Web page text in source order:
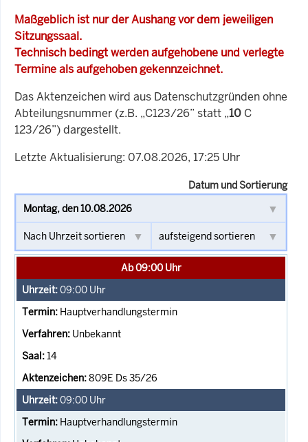
Maßgeblich ist nur der Aushang vor dem jeweiligen
Sitzungssaal.
Technisch bedingt werden aufgehobene und verlegte
Termine als aufgehoben gekennzeichnet.
Das Aktenzeichen wird aus Datenschutzgründen ohne
Abteilungsnummer (z.B. „C123/26” statt „10 C
123/26”) dargestellt.
Letzte Aktualisierung: 07.08.2026, 17:25 Uhr
Datum und Sortierung
Ab 09:00 Uhr
09:00 Uhr
Hauptverhandlungstermin
Unbekannt
14
809E Ds 35/26
09:00 Uhr
Hauptverhandlungstermin